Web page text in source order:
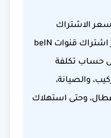
سعر الاشتراك
السنوي في تود وسعر اشتراك قنوات beIN
حساب تكلفة
والصيانة،
وحتى استهلاك